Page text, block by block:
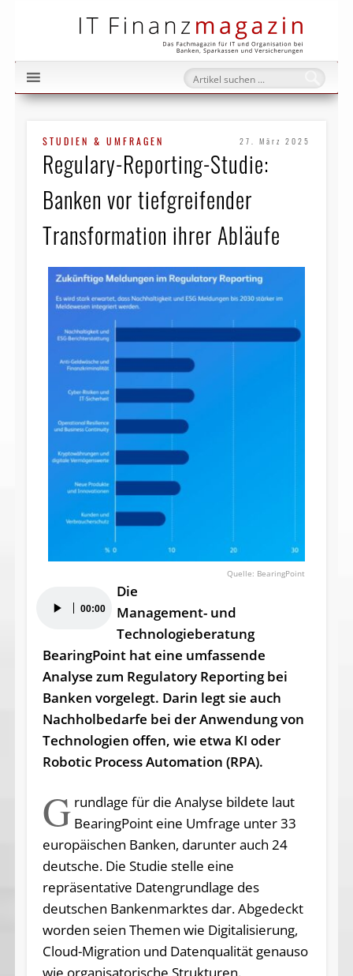
STUDIEN & UMFRAGEN 27. März 2025
Regulary-Reporting-Studie:
Banken vor tiefgreifender
Transformation ihrer Abläufe
BearingPoint
Player 00:00
Die
Management- und
Technologieberatung
BearingPoint hat eine umfassende
Analyse zum Regulatory Reporting bei
Banken vorgelegt. Darin legt sie auch
Nachholbedarfe bei der Anwendung von
Technologien offen, wie etwa KI oder
Robotic Process Automation (RPA).
G rundlage für die Analyse bildete laut
BearingPoint eine Umfrage unter 33
europäischen Banken, darunter auch 24
deutsche. Die Studie stelle eine
repräsentative Datengrundlage des
deutschen Bankenmarktes dar. Abgedeckt
worden seien Themen wie Digitalisierung,
Cloud-Migration und Datenqualität genauso